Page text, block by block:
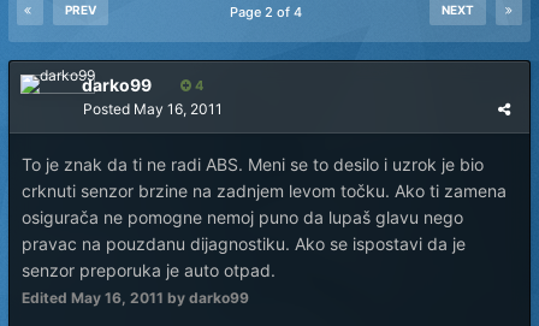
PREV NEXT
Page 2 of 4
darko99 4
Posted May 16, 2011
To je znak da ti ne radi ABS. Meni se to desilo i uzrok je bio
crknuti senzor brzine na zadnjem levom točku. Ako ti zamena
osigurača ne pomogne nemoj puno da lupaš glavu nego
pravac na pouzdanu dijagnostiku. Ako se ispostavi da je
senzor preporuka je auto otpad.
Edited May 16, 2011 by darko99